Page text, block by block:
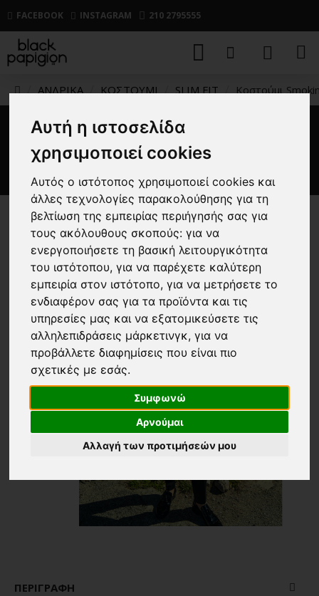
Αυτή η ιστοσελίδα
χρησιμοποιεί cookies
Αυτός ο ιστότοπος χρησιμοποιεί cookies και
άλλες τεχνολογίες παρακολούθησης για τη
βελτίωση της εμπειρίας περιήγησής σας για
τους ακόλουθους σκοπούς:για να
ενεργοποιήσετε τη βασική λειτουργικότητα
του ιστότοπου,για να παρέχετε καλύτερη
εμπειρία στον ιστότοπο,για να μετρήσετε το
ενδιαφέρον σας για τα προϊόντα και τις
υπηρεσίες μας και να εξατομικεύσετε τις
αλληλεπιδράσεις μάρκετινγκ,για να
προβάλλετε διαφημίσεις που είναι πιο
σχετικές με εσάς.
Συμφωνώ
Αρνούμαι
Αλλαγή των προτιμήσεών μου
FACEBOOK INSTAGRAM 210 2795555
ΑΝΔΡΙΚΑ ΚΟΣΤΟΥΜΙ SLIM FIT Κοστούμι
Κοστούμι Smoking Boss
μαύρο
ΠΕΡΙΓΡΑΦΉ